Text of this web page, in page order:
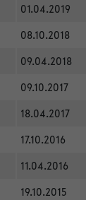
01.04.2019
08.10.2018
09.04.2018
09.10.2017
18.04.2017
17.10.2016
11.04.2016
19.10.2015